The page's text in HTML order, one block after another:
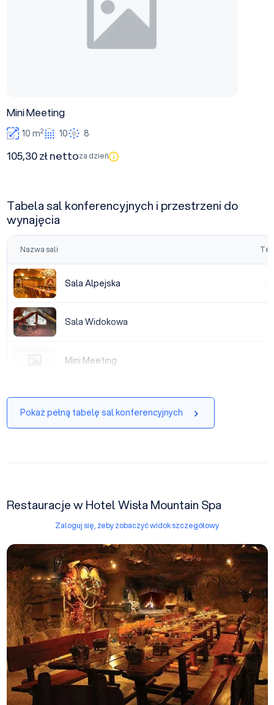
Mini Meeting
10 m2 10 8
105,30 zł nettoza dzień
Tabela sal konferencyjnych i przestrzeni do
wynajęcia
Nazwa sali
Sala Alpejska
Sala Alpejska
Sala Widokowa
Sala Widokowa
Mini Meeting
Pokaż pełną tabelę sal konferencyjnych
Restauracje w Hotel Wisła Mountain Spa
Zaloguj się, żeby zobaczyć widok szczegółowy